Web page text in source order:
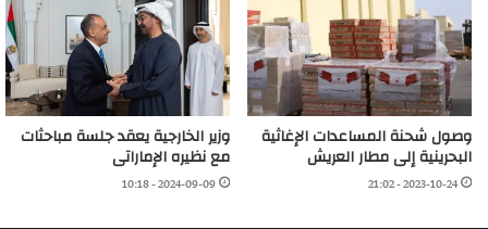
وصول شحنة المساعدات الإغاثية
البحرينية إلى مطار العريش
2023-10-24 - 21:02
وزير الخارجية يعقد جلسة مباحثات
مع نظيره الإماراتى
2024-09-09 - 10:18